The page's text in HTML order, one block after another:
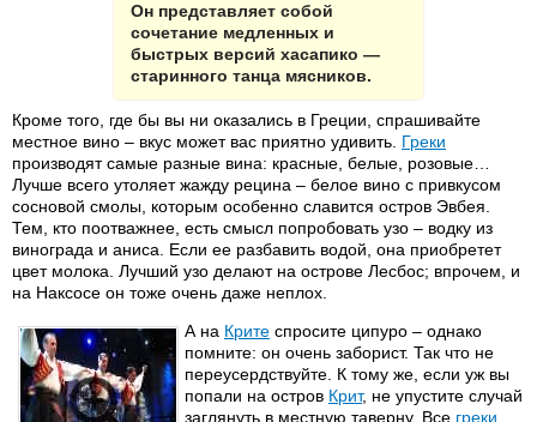
Он представляет собой
сочетание медленных и
быстрых версий хасапико —
старинного танца мясников.
Кроме того, где бы вы ни оказались в Греции, спрашивайте
местное вино – вкус может вас приятно удивить. Греки
производят самые разные вина: красные, белые, розовые…
Лучше всего утоляет жажду рецина – белое вино с привкусом
сосновой смолы, которым особенно славится остров Эвбея.
Тем, кто поотважнее, есть смысл попробовать узо – водку из
винограда и аниса. Если ее разбавить водой, она приобретет
цвет молока. Лучший узо делают на острове Лесбос; впрочем, и
на Наксосе он тоже очень даже неплох.
А на Крите спросите ципуро – однако
помните: он очень заборист. Так что не
переусердствуйте. К тому же, если уж вы
попали на остров Крит, не упустите случай
заглянуть в местную таверну. Все греки